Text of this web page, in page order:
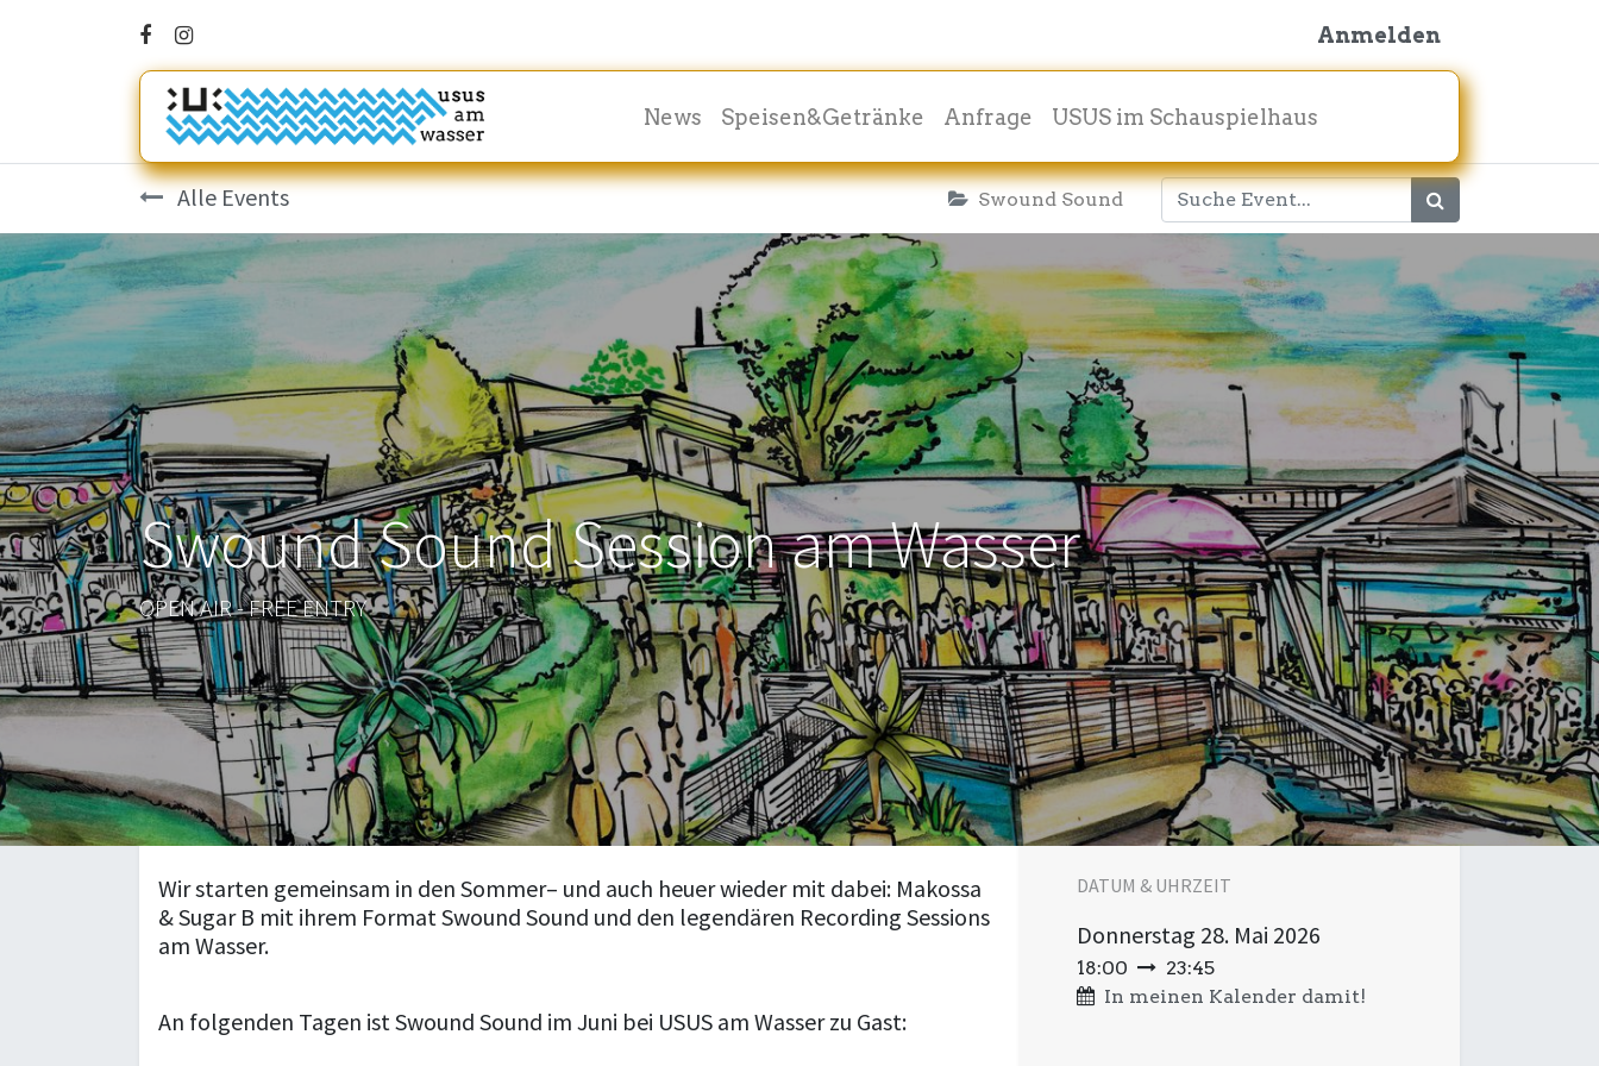
Anmelden
News Speisen&Getränke Anfrage USUS im Schauspielhaus
Alle Events Swound Sound
Swound Sound Session am Wasser
OPEN AIR - FREE ENTRY
Wir starten gemeinsam in den Sommer– und auch heuer wieder mit dabei: Makossa
& Sugar B mit ihrem Format Swound Sound und den legendären Recording Sessions
am Wasser.
An folgenden Tagen ist Swound Sound im Juni bei USUS am Wasser zu Gast:
DATUM & UHRZEIT
Donnerstag 28. Mai 2026
18:00
23:45
In meinen Kalender damit!